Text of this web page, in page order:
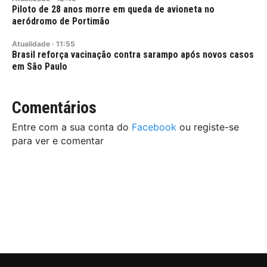
Piloto de 28 anos morre em queda de avioneta no
aeródromo de Portimão
Atualidade · 11:55
Brasil reforça vacinação contra sarampo após novos casos
em São Paulo
Comentários
Entre com a sua conta do Facebook ou registe-se
para ver e comentar